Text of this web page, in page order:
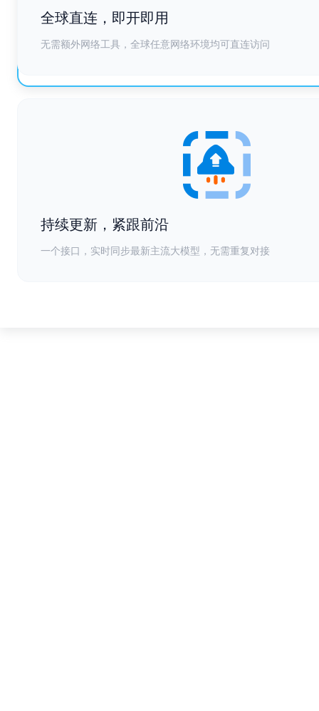
全球直连，即开即用
无需额外网络工具，全球任意网络环境均可直连访问
持续更新，紧跟前沿
一个接口，实时同步最新主流大模型，无需重复对接